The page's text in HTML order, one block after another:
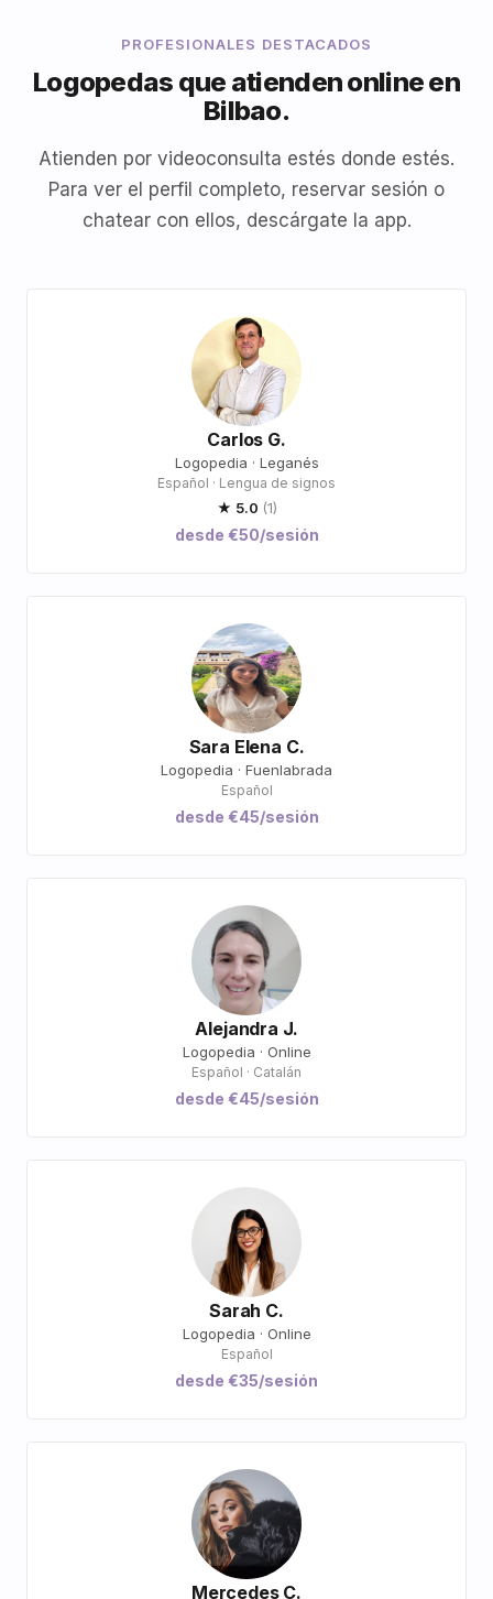
PROFESIONALES DESTACADOS
Logopedas que atienden online en
Bilbao.
Atienden por videoconsulta estés donde estés.
Para ver el perfil completo, reservar sesión o
chatear con ellos, descárgate la app.
Carlos G.
Logopedia · Leganés
Español · Lengua de signos
★ 5.0 (1)
desde €50/sesión
Sara Elena C.
Logopedia · Fuenlabrada
Español
desde €45/sesión
Alejandra J.
Logopedia · Online
Español · Catalán
desde €45/sesión
Sarah C.
Logopedia · Online
Español
desde €35/sesión
Mercedes C.